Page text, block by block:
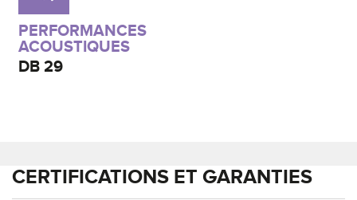
PERFORMANCES
ACOUSTIQUES
DB29
CERTIFICATIONS ET GARANTIES